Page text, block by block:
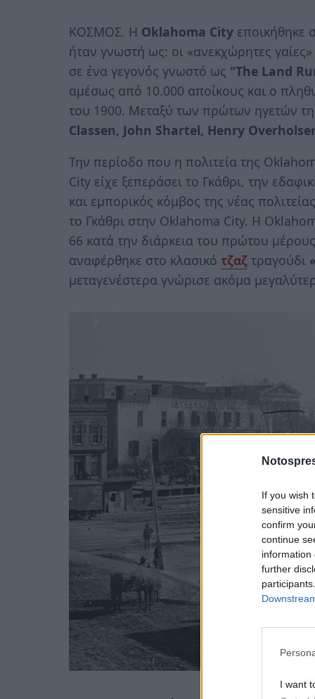
If you wish
sensitive
confirm
continue
information
further
I want
ΚΟΣΜΟΣ. Η Oklahoma City εποικήθηκε
ήταν γνωστή ως: οι «ανεκχώρητες
σε ένα γεγονός γνωστό ως "The Land
αμέσως από 10.000 αποίκους και ο
του 1900. Μεταξύ των πρώτων ηγετών
Classen, John Shartel, Henry
Την περίοδο που η πολιτεία της
City είχε ξεπεράσει το Γκάθρι, την
και εμπορικός κόμβος της νέας
το Γκάθρι στην Oklahoma City. Η
66 κατά την διάρκεια του πρώτου
αναφέρθηκε στο κλασικό τζαζ τραγούδι
μεταγενέστερα γνώρισε ακόμα